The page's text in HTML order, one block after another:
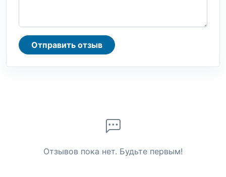
Отправить отзыв
Отзывов пока нет. Будьте первым!